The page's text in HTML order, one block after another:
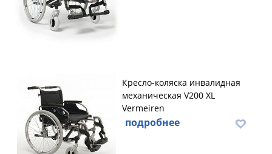
Кресло-коляска инвалидная
механическая V200 XL
Vermeiren
подробнее